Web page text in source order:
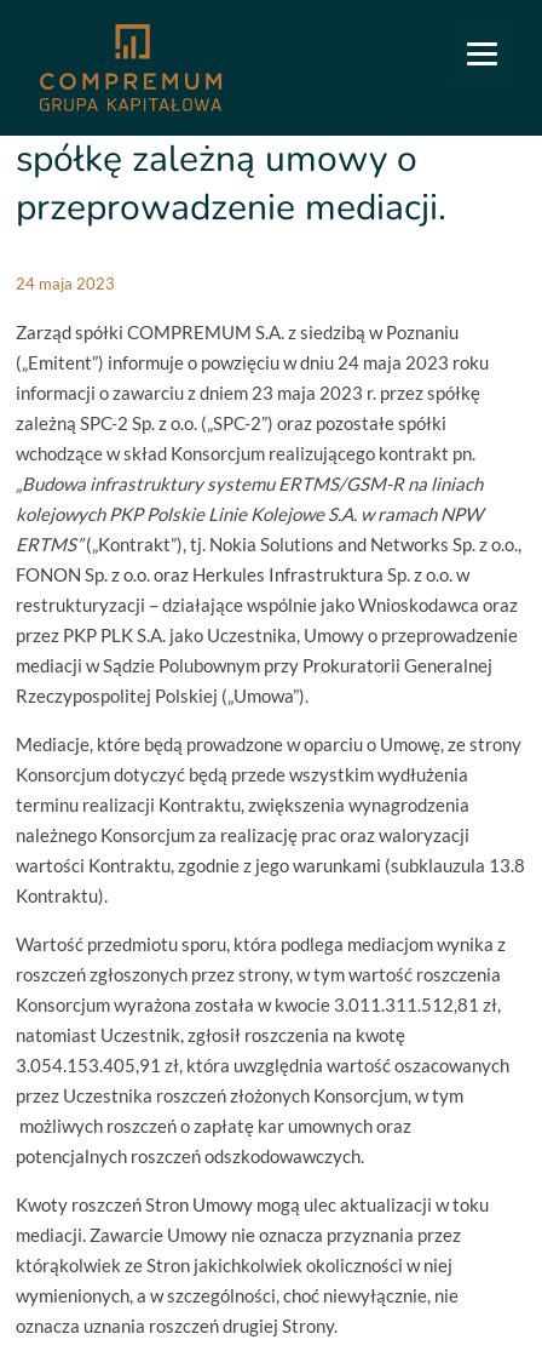
Relacje inwestorskie
zależną umowy o przeprowadzenie mediacji.
11/2023: Zawarcie przez
spółkę zależną umowy o
przeprowadzenie mediacji.
24 maja 2023
Zarząd spółki COMPREMUM S.A. z siedzibą w Poznaniu
(„Emitent”) informuje o powzięciu w dniu 24 maja 2023 roku
informacji o zawarciu z dniem 23 maja 2023 r. przez spółkę
zależną SPC-2 Sp. z o.o. („SPC-2”) oraz pozostałe spółki
wchodzące w skład Konsorcjum realizującego kontrakt pn.
„Budowa infrastruktury systemu ERTMS/GSM-R na liniach
kolejowych PKP Polskie Linie Kolejowe S.A. w ramach NPW
ERTMS”(„Kontrakt”), tj. Nokia Solutions and Networks Sp. z o.o.,
FONON Sp. z o.o. oraz Herkules Infrastruktura Sp. z o.o. w
restrukturyzacji – działające wspólnie jako Wnioskodawca oraz
przez PKP PLK S.A. jako Uczestnika, Umowy o przeprowadzenie
mediacji w Sądzie Polubownym przy Prokuratorii Generalnej
Rzeczypospolitej Polskiej („Umowa”).
Mediacje, które będą prowadzone w oparciu o Umowę, ze strony
Konsorcjum dotyczyć będą przede wszystkim wydłużenia
terminu realizacji Kontraktu, zwiększenia wynagrodzenia
należnego Konsorcjum za realizację prac oraz waloryzacji
wartości Kontraktu, zgodnie z jego warunkami (subklauzula 13.8
Kontraktu).
Wartość przedmiotu sporu, która podlega mediacjom wynika z
roszczeń zgłoszonych przez strony, w tym wartość roszczenia
Konsorcjum wyrażona została w kwocie 3.011.311.512,81 zł,
natomiast Uczestnik, zgłosił roszczenia na kwotę
3.054.153.405,91 zł, która uwzględnia wartość oszacowanych
przez Uczestnika roszczeń złożonych Konsorcjum, w tym
możliwych roszczeń o zapłatę kar umownych oraz
potencjalnych roszczeń odszkodowawczych.
Kwoty roszczeń Stron Umowy mogą ulec aktualizacji w toku
mediacji. Zawarcie Umowy nie oznacza przyznania przez
którąkolwiek ze Stron jakichkolwiek okoliczności w niej
wymienionych, a w szczególności, choć niewyłącznie, nie
oznacza uznania roszczeń drugiej Strony.